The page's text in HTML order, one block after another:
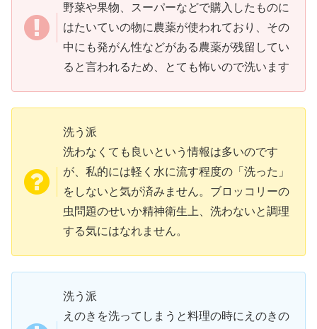
野菜や果物、スーパーなどで購入したものに
はたいていの物に農薬が使われており、その
中にも発がん性などがある農薬が残留してい
ると言われるため、とても怖いので洗います
洗う派
洗わなくても良いという情報は多いのです
が、私的には軽く水に流す程度の「洗った」
をしないと気が済みません。ブロッコリーの
虫問題のせいか精神衛生上、洗わないと調理
する気にはなれません。
洗う派
えのきを洗ってしまうと料理の時にえのきの